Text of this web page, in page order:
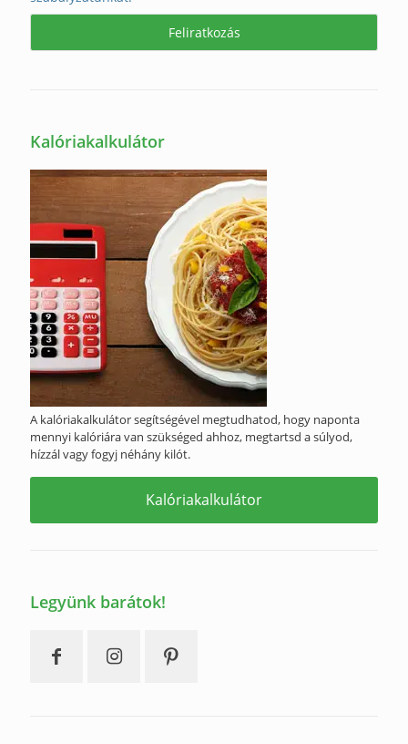
Kalóriakalkulátor
A kalóriakalkulátor segítségével megtudhatod, hogy naponta
mennyi kalóriára van szükséged ahhoz, megtartsd a súlyod,
hízzál vagy fogyj néhány kilót.
Kalóriakalkulátor
Legyünk barátok!